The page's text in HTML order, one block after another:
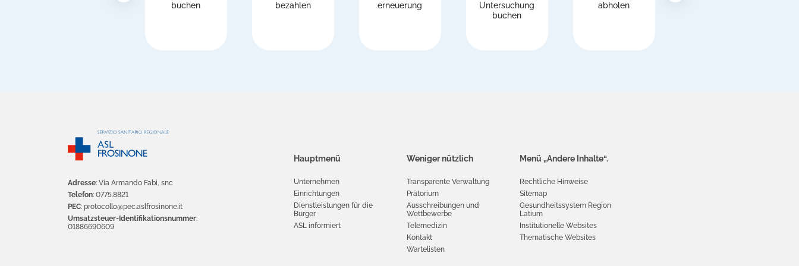
buchen
bezahlen
erneuerung
Untersuchung
buchen
abholen
Adresse: Via Armando Fabi, snc
Telefon: 0775.8821
PEC: protocollo@pec.aslfrosinone.it
Umsatzsteuer-Identifikationsnummer:
01886690609
Hauptmenü
Unternehmen
Einrichtungen
Dienstleistungen für die
Bürger
ASL informiert
Weniger nützlich
Transparente Verwaltung
Prätorium
Ausschreibungen und
Wettbewerbe
Telemedizin
Kontakt
Wartelisten
Menü „Andere Inhalte“.
Rechtliche Hinweise
Sitemap
Gesundheitssystem Region
Latium
Institutionelle Websites
Thematische Websites